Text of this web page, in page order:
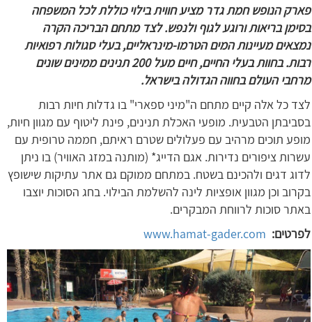
פארק הנופש חמת גדר מציע חווית בילוי כוללת לכל המשפחה
בסימן בריאות ורוגע לגוף ולנפש. לצד מתחם הבריכה הקרה
נמצאים מעיינות המים הטרמו-מינראליים, בעלי סגולות רפואיות
רבות. בחוות בעלי החיים, חיים מעל 200 תנינים ממינים שונים
מרחבי העולם בחווה הגדולה בישראל.
לצד כל אלה קיים מתחם ה"מיני ספארי" בו גדלות חיות רבות
בסביבתן הטבעית. מופעי האכלת תנינים, פינת ליטוף עם מגוון חיות,
מופע תוכים מרהיב עם פעלולים שטרם ראיתם, חממה טרופית עם
עשרות ציפורים נדירות. אגם הדייג* (מותנה במזג האוויר) בו ניתן
לדוג דגים ולהכינם בשטח. במתחם ממוקם גם אתר עתיקות שישופץ
בקרוב וכן מגוון אופציות לינה להשלמת הבילוי. בחג הסוכות יוצבו
באתר סוכות לרווחת המבקרים.
לפרטים: www.hamat-gader.com